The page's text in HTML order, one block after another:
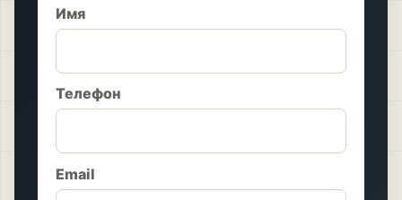
Имя
Телефон
Email